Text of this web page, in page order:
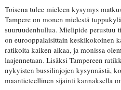
Toisena tulee mieleen kysymys
Tampere on monen mielestä
suuruudenhullua. Mielipide perustuu
on eurooppalaisittain keskikokoinen
ratikoita kaiken aikaa, ja monissa
laajennetaan. Lisäksi Tampereen
nykyisten bussilinjojen kysynnästä,
maantieteellinen sijainti kannaksella